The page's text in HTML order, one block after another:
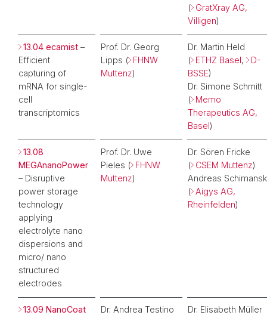
( GratXray AG,
Villigen)
13.04 ecamist –
Efficient
capturing of
mRNA for single-
cell
transcriptomics
Prof. Dr. Georg
Lipps ( FHNW
Muttenz)
Dr. Martin Held
( ETHZ Basel,
D-
BSSE)
Dr. Simone Schmitt
( Memo
Therapeutics AG,
Basel)
13.08
MEGAnanoPower
– Disruptive
power storage
technology
applying
electrolyte nano
dispersions and
micro/ nano
structured
electrodes
Prof. Dr. Uwe
Pieles ( FHNW
Muttenz)
Dr. Sören Fricke
( CSEM Muttenz)
Andreas
( Aigys AG,
Rheinfelden)
13.09 NanoCoat
Dr. Andrea Testino
Dr. Elisabeth Müller